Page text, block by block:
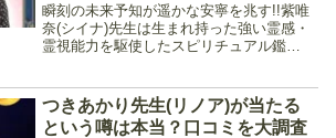
瞬刻の未来予知が遥かな安寧を兆す!!紫唯
奈(シイナ)先生は生まれ持った強い霊感・
霊視能力を駆使したスピリチュアル鑑定
護霊から受け取ったメッセージを分かり
やすく読み解き、...
つきあかり先生(リノア)が当たる
という噂は本当？口コミを大調査